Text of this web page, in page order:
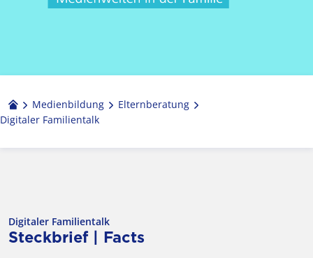
Medienbildung
Elternberatung
Digitaler Familientalk
Digitaler Familientalk
Steckbrief | Facts